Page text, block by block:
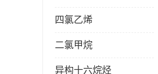
四氯乙烯
二氯甲烷
异构十六烷烃